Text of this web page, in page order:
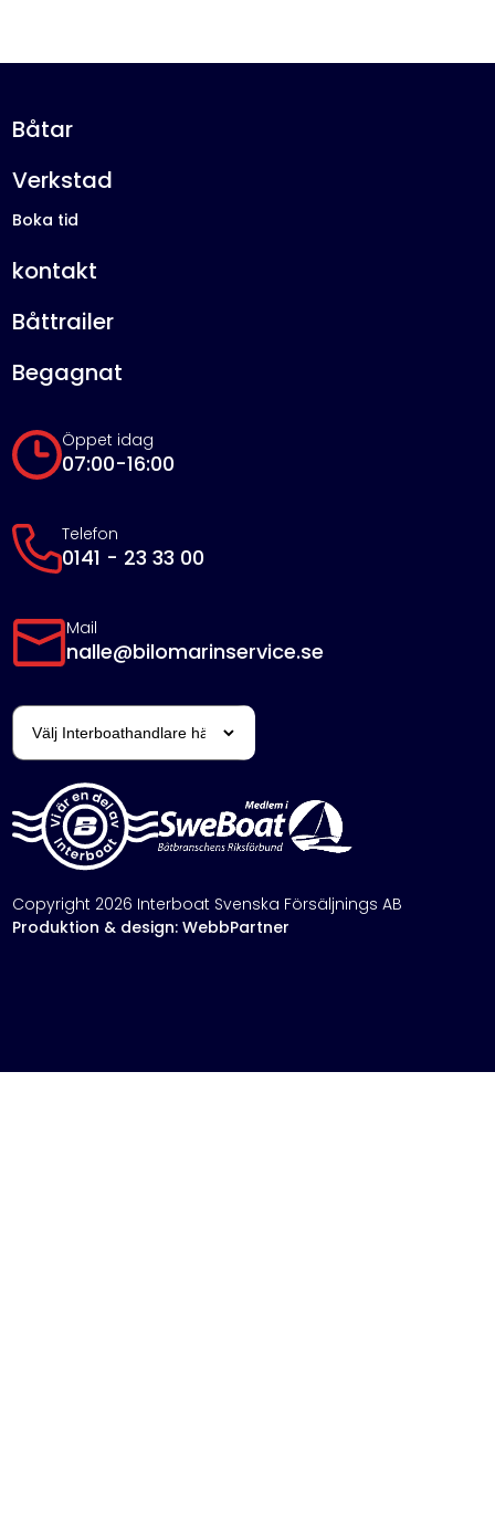
Öppet idag
07:00-16:00
Telefon
0141 - 23 33 00
Mail
nalle@bilomarinservice.se
Båtar
Verkstad
Boka tid
kontakt
Båttrailer
Begagnat
Copyright 2026 Interboat Svenska Försäljnings AB
Produktion & design: WebbPartner